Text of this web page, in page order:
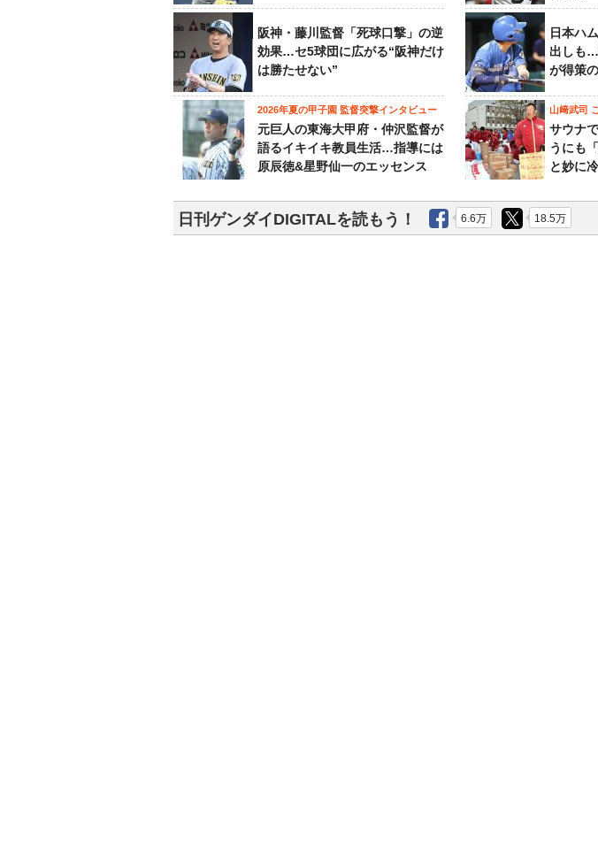
阪神・藤川監督「死球口撃」の逆
効果…セ5球団に広がる“阪神だけ
は勝たせない”
日本ハ
出しも
が得策
2026年夏の甲子園 監督突撃インタビュー
元巨人の東海大甲府・仲沢監督が
語るイキイキ教員生活…指導には
原辰徳&星野仙一のエッセンス
山﨑武司
サウナ
うにも
と妙に
日刊ゲンダイDIGITALを読もう！ 6.6万 18.5万